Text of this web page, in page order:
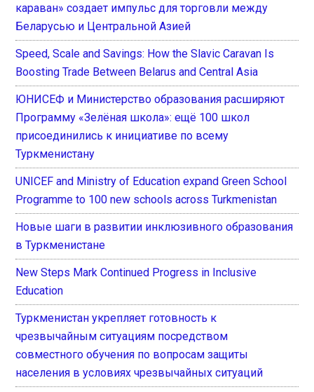
караван» создает импульс для торговли между
Беларусью и Центральной Азией
Speed, Scale and Savings: How the Slavic Caravan Is
Boosting Trade Between Belarus and Central Asia
ЮНИСЕФ и Министерство образования расширяют
Программу «Зелёная школа»: ещё 100 школ
присоединились к инициативе по всему
Туркменистану
UNICEF and Ministry of Education expand Green School
Programme to 100 new schools across Turkmenistan
Новые шаги в развитии инклюзивного образования
в Туркменистане
New Steps Mark Continued Progress in Inclusive
Education
Туркменистан укрепляет готовность к
чрезвычайным ситуациям посредством
совместного обучения по вопросам защиты
населения в условиях чрезвычайных ситуаций